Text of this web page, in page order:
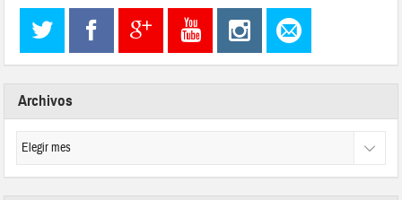
Archivos